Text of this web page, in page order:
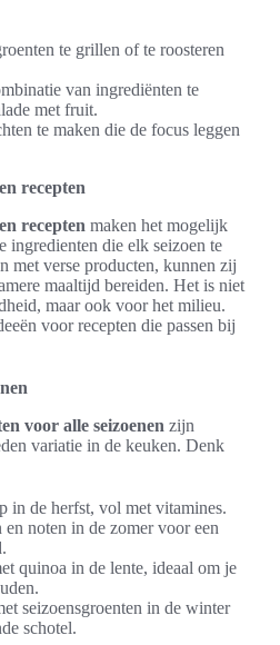
te grillen of te roosteren
van ingrediënten te
met fruit.
te maken die de focus leggen
recepten
recepten maken het mogelijk
ingredienten die elk seizoen te
met verse producten, kunnen zij
maaltijd bereiden. Het is niet
maar ook voor het milieu.
voor recepten die passen bij
voor alle seizoenen zijn
variatie in de keuken. Denk
in de herfst, vol met vitamines.
en noten in de zomer voor een
quinoa in de lente, ideaal om je
seizoensgroenten in de winter
schotel.